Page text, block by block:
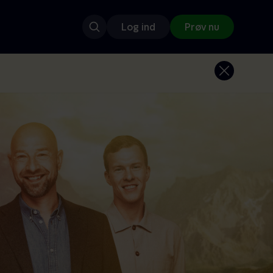
Log ind Prøv nu